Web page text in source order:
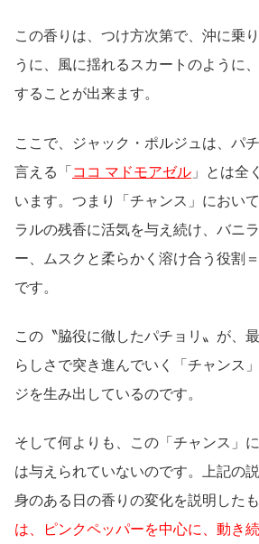
この香りは、つけ方次第で、沖に乗
うに、風に揺れるスカートのように
することが出来ます。
ここで、ジャック・ポルジュは、パ
言える「 ココ マドモアゼル 」とは全
います。つまり「チャンス」におい
ラルの残香に活気を与え続け、バニ
ー、ムスクと柔らかく溶け合う役割
です。
この〝脇役に徹したパチョリ〟が、
らしさで突き進んでいく「チャンス
ジを生み出しているのです。
そして何よりも、この「チャンス」
は与えられていないのです。上記の
身のある日の香りの変化を説明したも
は、ピンクペッパーを中心に、動き